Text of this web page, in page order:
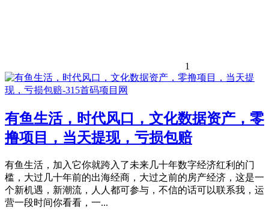
1
有鱼生活，时代风口，文化数据资产，零
撸项目，当天提现，亏损包赔
有鱼生活，加入它你就跨入了未来几十年数字经济红利的门
槛，大过几十年前的出海经商，大过之前的房产经济，这是一
个新机遇，新潮流，人人都可参与，不信的话可以联系我，运
营一段时间你看看，一...